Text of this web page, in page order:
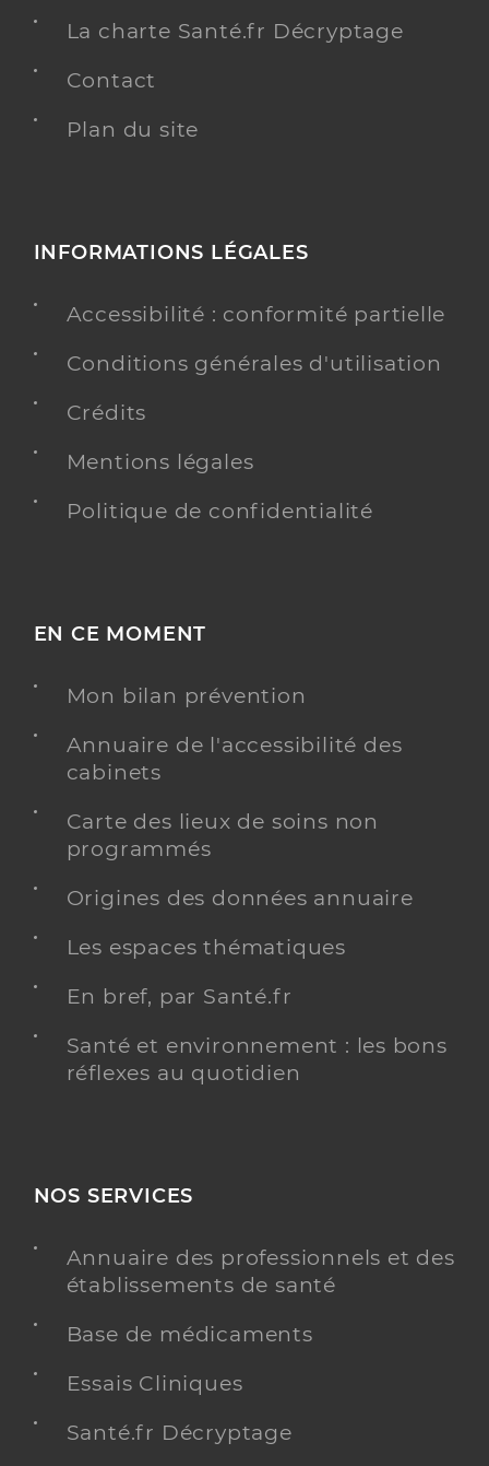
La charte Santé.fr Décryptage
Contact
Plan du site
INFORMATIONS LÉGALES
Accessibilité : conformité partielle
Conditions générales d'utilisation
Crédits
Mentions légales
Politique de confidentialité
EN CE MOMENT
Mon bilan prévention
Annuaire de l'accessibilité des
cabinets
Carte des lieux de soins non
programmés
Origines des données annuaire
Les espaces thématiques
En bref, par Santé.fr
Santé et environnement : les bons
réflexes au quotidien
NOS SERVICES
Annuaire des professionnels et des
établissements de santé
Base de médicaments
Essais Cliniques
Santé.fr Décryptage